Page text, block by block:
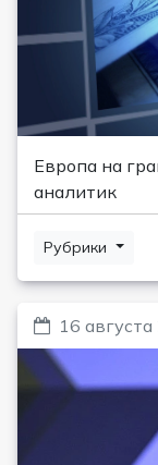
Европа на
аналитик
Рубрики
16